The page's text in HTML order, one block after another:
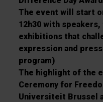
The event will start
12h30 with
exhibitions that
expression and
program)
The highlight of the
Ceremony for
Universiteit Brussel